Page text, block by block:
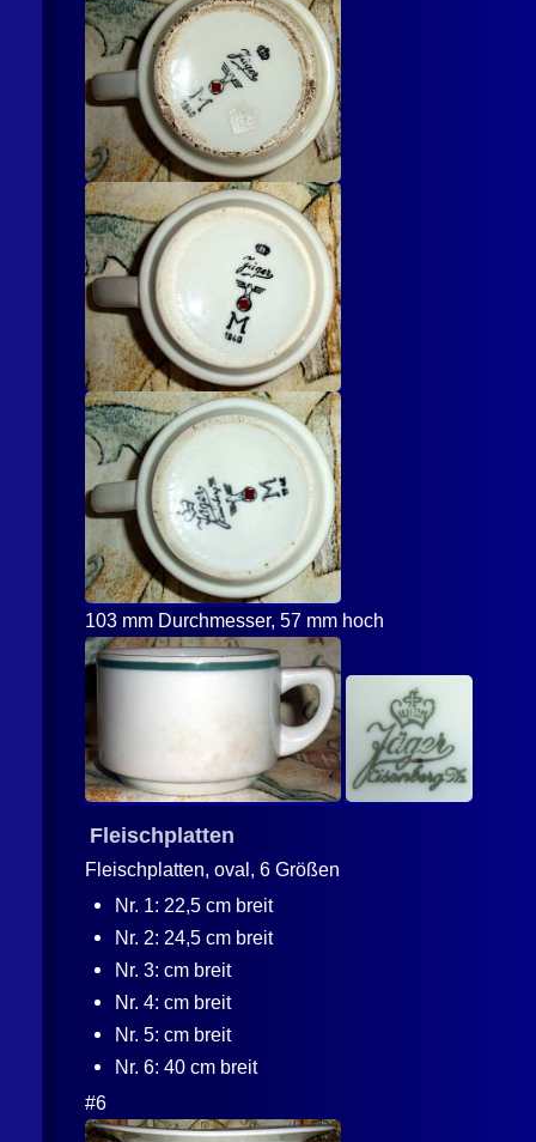
103 mm Durchmesser, 57 mm hoch
Fleischplatten
Fleischplatten, oval, 6 Größen
Nr. 1: 22,5 cm breit
Nr. 2: 24,5 cm breit
Nr. 3: cm breit
Nr. 4: cm breit
Nr. 5: cm breit
Nr. 6: 40 cm breit
#6